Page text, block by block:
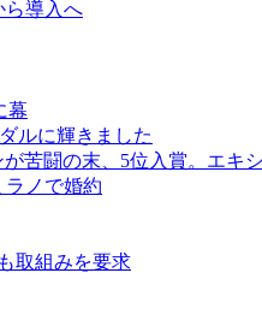
ら導入へ
幕
ルに輝きました
苦闘の末、5位入賞。エキ
ラノで婚約
取組みを要求